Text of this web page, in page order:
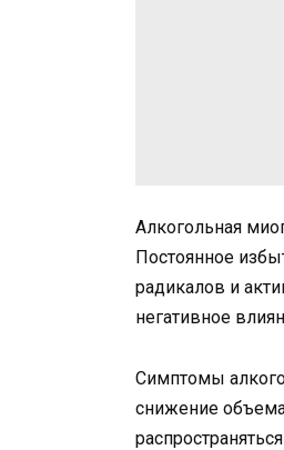
Алкогольная
Постоянное
радикалов и
негативное
Симптомы
снижение